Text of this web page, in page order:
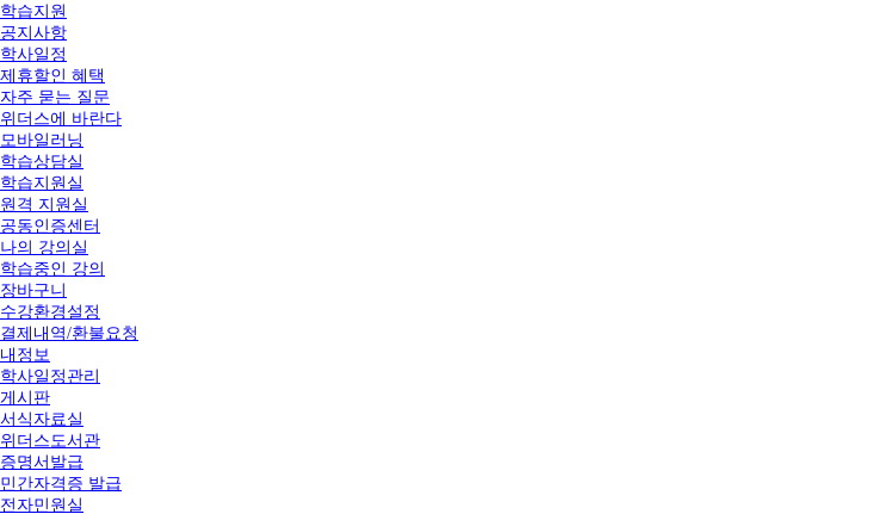
학습지원
공지사항
학사일정
제휴할인 혜택
자주 묻는 질문
위더스에 바란다
모바일러닝
학습상담실
학습지원실
원격 지원실
공동인증센터
나의 강의실
학습중인 강의
장바구니
수강환경설정
결제내역/환불요청
내정보
학사일정관리
게시판
서식자료실
위더스도서관
증명서발급
민간자격증 발급
전자민원실